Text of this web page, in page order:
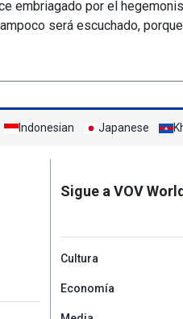
embriagado por el
será escuchado,
Indonesian Japanese
Mạng xã
Sigue a VOV
menu
Cultura
Economía